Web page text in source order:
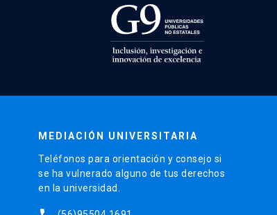
MEDIACIÓN UNIVERSITARIA
Teléfonos para orientación y consejo si
se ha vulnerado alguno de tus derechos
en la universidad.